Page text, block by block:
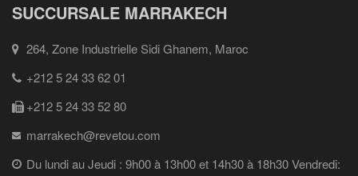
SUCCURSALE MARRAKECH
264, Zone Industrielle Sidi Ghanem, Maroc
+212 5 24 33 62 01
+212 5 24 33 52 80
marrakech@revetou.com
Du lundi au Jeudi : 9h00 à 13h00 et 14h30 à 18h30 Vendredi: